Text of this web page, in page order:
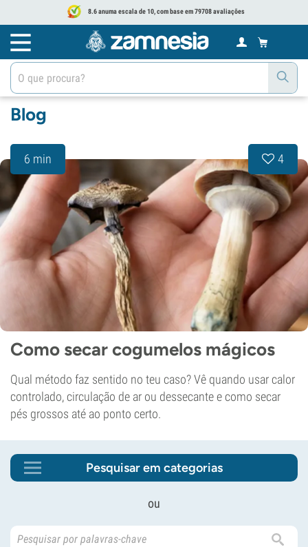
8.6 anuma escala de 10, com base em 79708 avaliações
Blog
6 min 4
Como secar cogumelos mágicos
Qual método faz sentido no teu caso? Vê quando usar calor
controlado, circulação de ar ou dessecante e como secar
pés grossos até ao ponto certo.
Pesquisar em categorias
ou